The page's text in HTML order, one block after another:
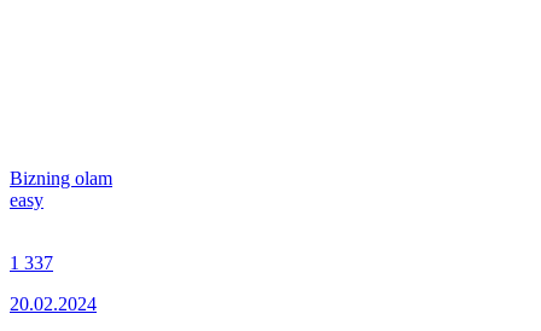
Bizning olam
easy
1 337
20.02.2024